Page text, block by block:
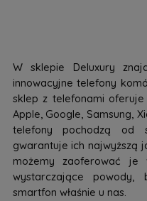
W sklepie Deluxury
innowacyjne telefony
sklep z telefonami
Apple, Google, Samsung,
telefony pochodzą od
gwarantuje ich najwyższą
możemy zaoferować je
wystarczające powody,
smartfon właśnie u nas.